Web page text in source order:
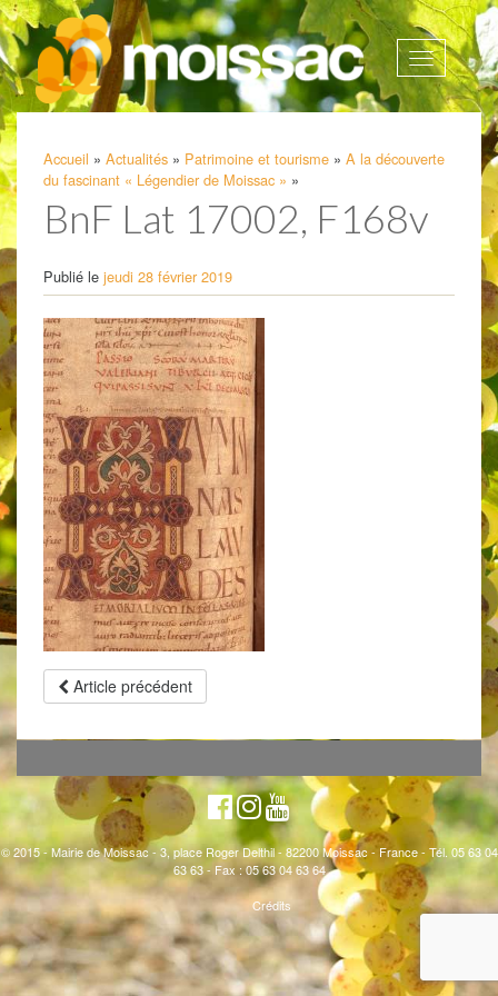
Afficher
la
Accueil » Actualités » Patrimoine et tourisme » A la découverte
du fascinant « Légendier de Moissac » »
BnF Lat 17002, F168v
Publié le jeudi 28 février 2019
Article précédent
© 2015 - Mairie de Moissac - 3, place Roger Delthil - 82200 Moissac - France - Tél. 05 63 04
63 63 - Fax : 05 63 04 63 64
Crédits